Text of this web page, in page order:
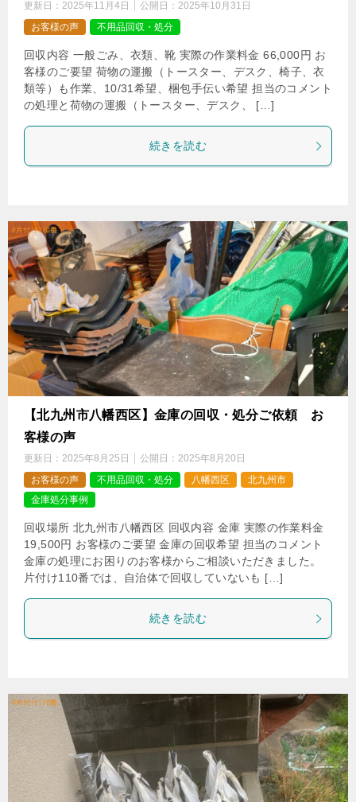
更新日： 2025年11月4日 公開日： 2025年10月31日
お客様の声
不用品回収・処分
回収内容 一般ごみ、衣類、靴 実際の作業料金 66,000円 お
客様のご要望 荷物の運搬（トースター、デスク、椅子、衣
類等）も作業、10/31希望、梱包手伝い希望 担当のコメント
の処理と荷物の運搬（トースター、デスク、 […]
続きを読む
【北九州市八幡西区】金庫の回収・処分ご依頼 お
客様の声
更新日： 2025年8月25日 公開日： 2025年8月20日
お客様の声
不用品回収・処分 八幡西区
北九州市
金庫処分事例
回収場所 北九州市八幡西区 回収内容 金庫 実際の作業料金
19,500円 お客様のご要望 金庫の回収希望 担当のコメント
金庫の処理にお困りのお客様からご相談いただきました。
片付け110番では、自治体で回収していないも […]
続きを読む